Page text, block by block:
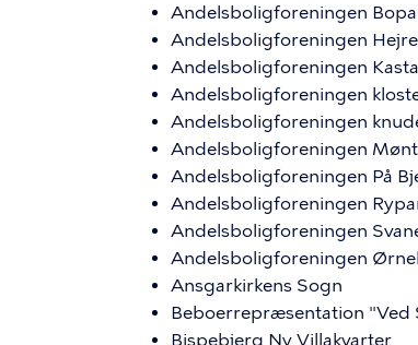
Andelsboligforeningen
Andelsboligforeningen
Andelsboligforeningen
Andelsboligforeningen
Andelsboligforeningen
Andelsboligforeningen
Andelsboligforeningen På
Andelsboligforeningen
Andelsboligforeningen
Andelsboligforeningen
Ansgarkirkens Sogn
Beboerrepræsentation "Ved
Bispebjerg Ny Villakvarter